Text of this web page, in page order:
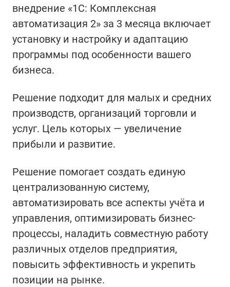
внедрение «1С: Комплексная
автоматизация 2» за 3 месяца включает
установку и настройку и адаптацию
программы под особенности вашего
бизнеса.
Решение подходит для малых и средних
производств, организаций торговли и
услуг. Цель которых — увеличение
прибыли и развитие.
Решение помогает создать единую
централизованную систему,
автоматизировать все аспекты учёта и
управления, оптимизировать бизнес-
процессы, наладить совместную работу
различных отделов предприятия,
повысить эффективность и укрепить
позиции на рынке.